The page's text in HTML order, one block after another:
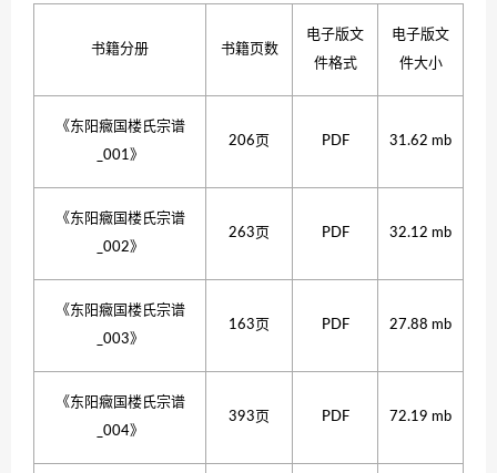
书籍分册 书籍页数
电子版文
件格式
电子版文
件大小
《东阳癓国楼氏宗谱
_001》
206页 PDF 31.62 mb
《东阳癓国楼氏宗谱
_002》
263页 PDF 32.12 mb
《东阳癓国楼氏宗谱
_003》
163页 PDF 27.88 mb
《东阳癓国楼氏宗谱
_004》
393页 PDF 72.19 mb